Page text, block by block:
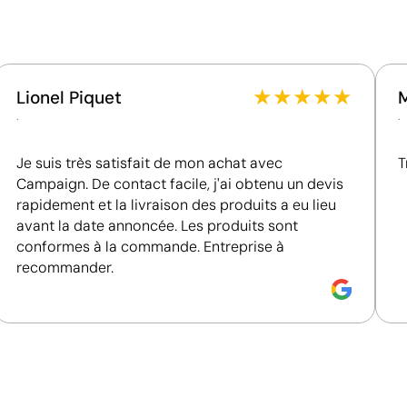
Impression de petits détails sur des surfaces
La tampographie transfère l’encre d’une plaque gravée
Lionel Piquet
.
★★★★★
Je suis très satisfait de mon achat avec
Campaign. De contact facile, j'ai obtenu un devis
rapidement et la livraison des produits a eu lieu
avant la date annoncée. Les produits sont
conformes à la commande. Entreprise à
recommander.
.